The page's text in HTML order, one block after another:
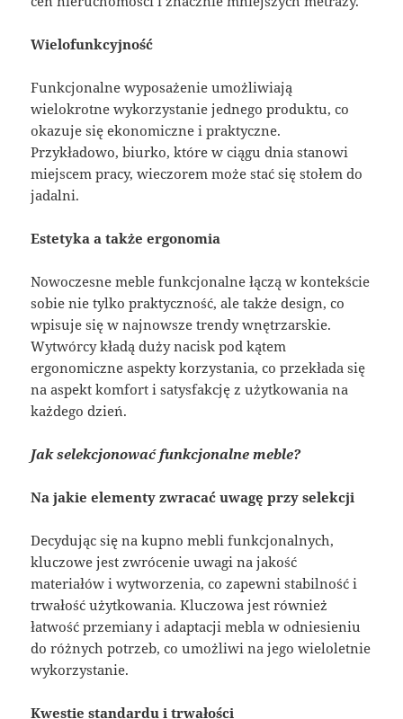
Wielofunkcyjność
Funkcjonalne wyposażenie umożliwiają
wielokrotne wykorzystanie jednego produktu, co
okazuje się ekonomiczne i praktyczne.
Przykładowo, biurko, które w ciągu dnia stanowi
miejscem pracy, wieczorem może stać się stołem do
jadalni.
Estetyka a także ergonomia
Nowoczesne meble funkcjonalne łączą w kontekście
sobie nie tylko praktyczność, ale także design, co
wpisuje się w najnowsze trendy wnętrzarskie.
Wytwórcy kładą duży nacisk pod kątem
ergonomiczne aspekty korzystania, co przekłada się
na aspekt komfort i satysfakcję z użytkowania na
każdego dzień.
Jak selekcjonować funkcjonalne meble?
Na jakie elementy zwracać uwagę przy selekcji
Decydując się na kupno mebli funkcjonalnych,
kluczowe jest zwrócenie uwagi na jakość
materiałów i wytworzenia, co zapewni stabilność i
trwałość użytkowania. Kluczowa jest również
łatwość przemiany i adaptacji mebla w odniesieniu
do różnych potrzeb, co umożliwi na jego wieloletnie
wykorzystanie.
Kwestie standardu i trwałości